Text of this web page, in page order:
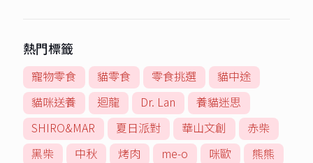
熱門標籤
寵物零食 貓零食 零食挑選
貓中途
貓咪送養
迴龍 Dr. Lan
養貓迷思
SHIRO&MAR
夏日派對 華山文創
赤柴
黑柴
中秋 烤肉 me-o 咪歐
熊熊